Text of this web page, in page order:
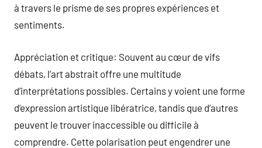
à travers le prisme de ses propres expériences et
sentiments.
Appréciation et critique: Souvent au cœur de vifs
débats, l’art abstrait offre une multitude
d’interprétations possibles. Certains y voient une forme
d’expression artistique libératrice, tandis que d’autres
peuvent le trouver inaccessible ou difficile à
comprendre. Cette polarisation peut engendrer une